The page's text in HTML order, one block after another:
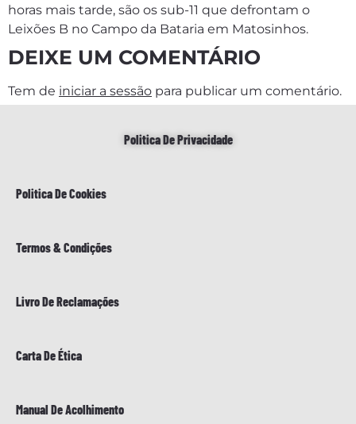
horas mais tarde, são os sub-11 que defrontam o
Leixões B no Campo da Bataria em Matosinhos.
DEIXE UM COMENTÁRIO
Tem de iniciar a sessão para publicar um comentário.
Politica De Privacidade
Politica De Cookies
Termos & Condições
Livro De Reclamações
Carta De Ética
Manual De Acolhimento